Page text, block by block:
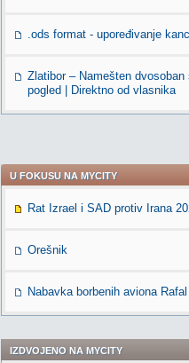
.ods format - upoređivanje
Zlatibor – Namešten
pogled | Direktno od vlasnika
U FOKUSU NA MYCITY
Rat Izrael i SAD protiv Irana
Orešnik
Nabavka borbenih aviona
IZDVOJENO NA MYCITY